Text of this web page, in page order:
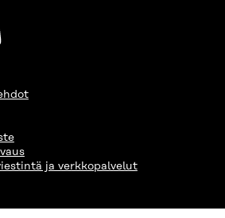
ja verkkopalvelut